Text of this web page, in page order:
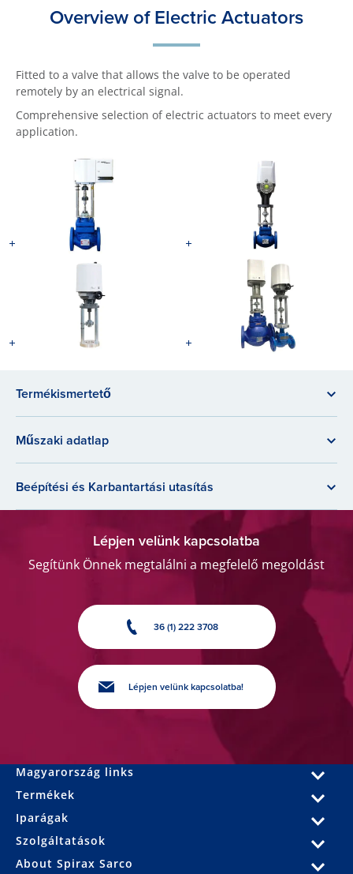
Overview of Electric Actuators
Fitted to a valve that allows the valve to be operated
remotely by an electrical signal.
Comprehensive selection of electric actuators to meet every
application.
Termékismertető
Műszaki adatlap
Beépítési és Karbantartási utasítás
Lépjen velünk kapcsolatba
Segítünk Önnek megtalálni a megfelelő megoldást
36 (1) 222 3708
Lépjen velünk kapcsolatba!
Magyarország links
Termékek
Iparágak
Szolgáltatások
About Spirax Sarco